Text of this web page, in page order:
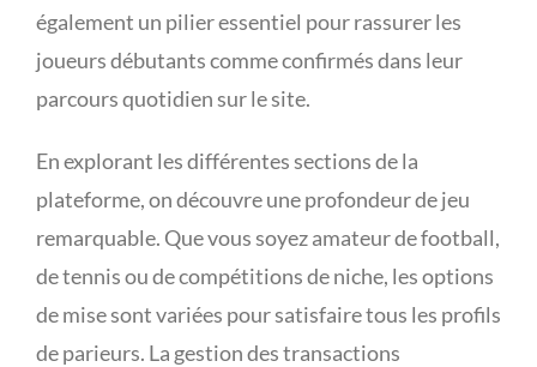
également un pilier essentiel pour rassurer les
joueurs débutants comme confirmés dans leur
parcours quotidien sur le site.
En explorant les différentes sections de la
plateforme, on découvre une profondeur de jeu
remarquable. Que vous soyez amateur de football,
de tennis ou de compétitions de niche, les options
de mise sont variées pour satisfaire tous les profils
de parieurs. La gestion des transactions